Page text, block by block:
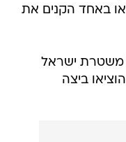
באחד הקנים את
משטרת ישראל
ביצה